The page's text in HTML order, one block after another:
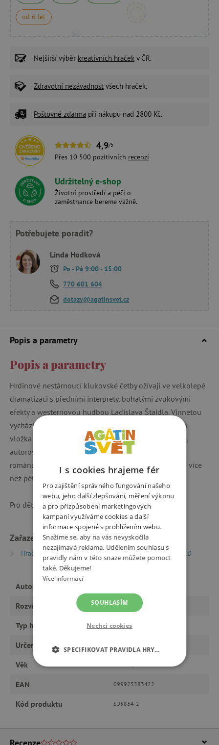
od 6 let
Nejširší výběr kreativních hraček v ČR.
Zdravotní nezávadnost všech hraček.
Poštovné zdarma při nákupu nad 2800 Kč.
4,9/5
Přes 10 500 pozitivních recenzí
Udržitelný e-shop
Životní prostředí a péči o
zaměstnance bereme vážně.
Potřebujete poradit?
Linda Hodková
Po - Pá 9:00 - 15:00
770 601 604
dotazy@agatinsvet.cz
Popis a parametry
Popis a parametry
Hrdinové nestárnoucí klukovské četby ožívají ve velkolepé
dramatizaci s předními interprety, bohatými zvukovými
efekty a westernovou hudbou Ladislava Štaidla. Vinnetou
vychází poprvé jako CD box, jehož součástí je textová
vložka se zajímavými údaji o hrdinech i Karlu Mayovi,
autorovi tohoto dnes už klasického několikadílného
románu s indiánskou tématikou. Komplet 4 CD nabízí více
než pět hodin poslechu plného romantiky a napětí.
Pro děti od 8 let.
Zařazeno v kategoriích
Hračky dle typu Dětské audioknihy a CD
Autor
Rozvíjí řeč, fantazii, smysly
Typ hračky knihy a CD
Určeno pro
Věk
EAN 099925583422
Kód produktu SU5834-2
Recenze
I s cookies hrajeme fér
Pro zajištění správného fungování našeho
webu, jeho další zlepšování, měření výkonu
a pro přizpůsobení marketingových
kampaní využíváme cookies a další
informace spojené s prohlížením webu.
Snažíme se, aby na vás nevyskočila
nezajímavá reklama. Udělením souhlasu s
pravidly nám v této snaze můžete pomoct
také. Děkujeme!
Více informací
SOUHLASÍM
Nechci cookies
SPECIFIKOVAT PRAVIDLA HRY…
FUNKČNÍ SOUBORY